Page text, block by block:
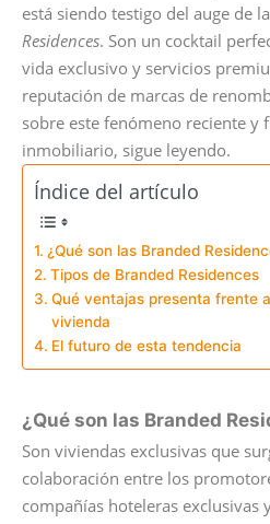
está siendo testigo del auge de
Residences. Son un cocktail
vida exclusivo y servicios
reputación de marcas de
sobre este fenómeno reciente y
inmobiliario, sigue leyendo.
Índice del artículo
¿Qué son las Branded
Tipos de Branded Residences
Qué ventajas presenta frente
vivienda
El futuro de esta tendencia
¿Qué son las Branded
Son viviendas exclusivas que
colaboración entre los
compañías hoteleras exclusivas